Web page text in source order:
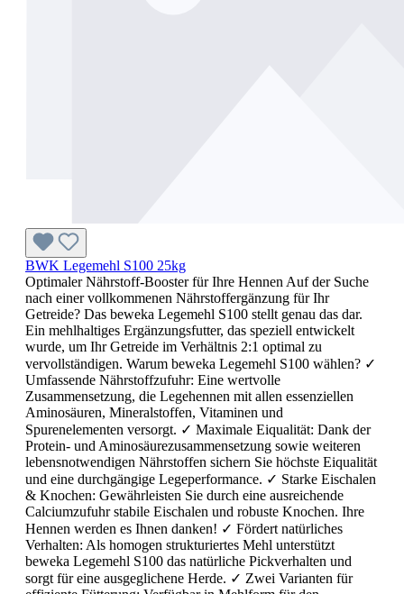
BWK Legemehl S100 25kg
Optimaler Nährstoff-Booster für Ihre Hennen Auf der Suche
nach einer vollkommenen Nährstoffergänzung für Ihr
Getreide? Das beweka Legemehl S100 stellt genau das dar.
Ein mehlhaltiges Ergänzungsfutter, das speziell entwickelt
wurde, um Ihr Getreide im Verhältnis 2:1 optimal zu
vervollständigen. Warum beweka Legemehl S100 wählen? ✓
Umfassende Nährstoffzufuhr: Eine wertvolle
Zusammensetzung, die Legehennen mit allen essenziellen
Aminosäuren, Mineralstoffen, Vitaminen und
Spurenelementen versorgt. ✓ Maximale Eiqualität: Dank der
Protein- und Aminosäurezusammensetzung sowie weiteren
lebensnotwendigen Nährstoffen sichern Sie höchste Eiqualität
und eine durchgängige Legeperformance. ✓ Starke Eischalen
& Knochen: Gewährleisten Sie durch eine ausreichende
Calciumzufuhr stabile Eischalen und robuste Knochen. Ihre
Hennen werden es Ihnen danken! ✓ Fördert natürliches
Verhalten: Als homogen strukturiertes Mehl unterstützt
beweka Legemehl S100 das natürliche Pickverhalten und
sorgt für eine ausgeglichene Herde. ✓ Zwei Varianten für